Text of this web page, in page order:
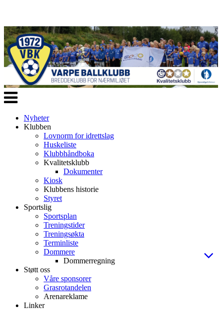
Veksle
navigasjon
Nyheter
Klubben
Lovnorm for idrettslag
Huskeliste
Klubbhåndboka
Kvalitetsklubb
Dokumenter
Kiosk
Klubbens historie
Styret
Sportslig
Sportsplan
Treningstider
Treningsøkta
Terminliste
Dommere
Dommerregning
Støtt oss
Våre sponsorer
Grasrotandelen
Arenareklame
Linker